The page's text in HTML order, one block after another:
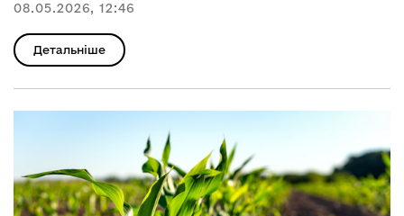
08.05.2026, 12:46
Детальніше